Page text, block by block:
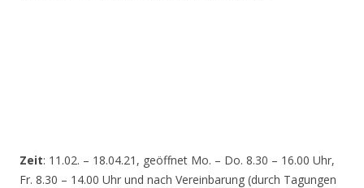
Zeit: 11.02. – 18.04.21, geöffnet Mo. – Do. 8.30 – 16.00 Uhr,
Fr. 8.30 – 14.00 Uhr und nach Vereinbarung (durch Tagungen